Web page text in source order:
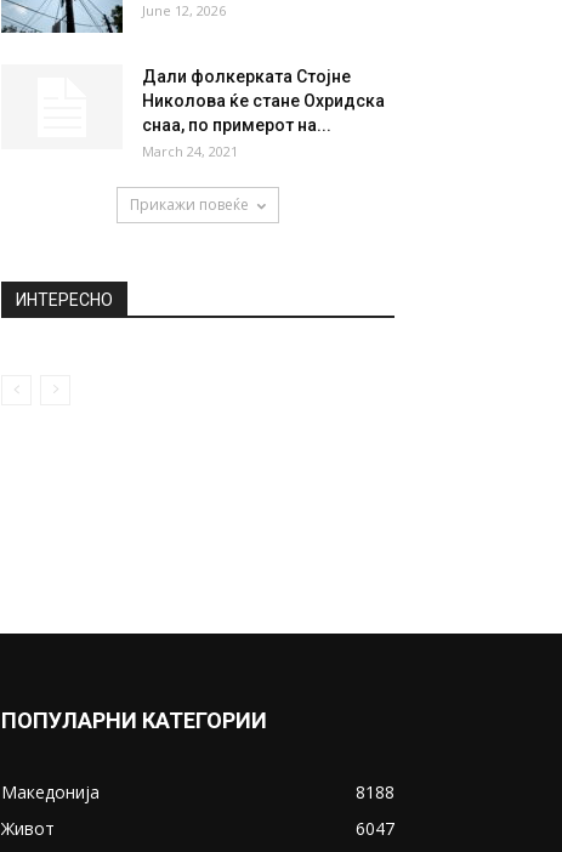
June 12, 2026
Дали фолкерката Стојне
Николова ќе стане Охридска
снаа, по примерот на...
March 24, 2021
Прикажи повеќе
ИНТЕРЕСНО
ПОПУЛАРНИ КАТЕГОРИИ
Македонија
8188
Живот
6047